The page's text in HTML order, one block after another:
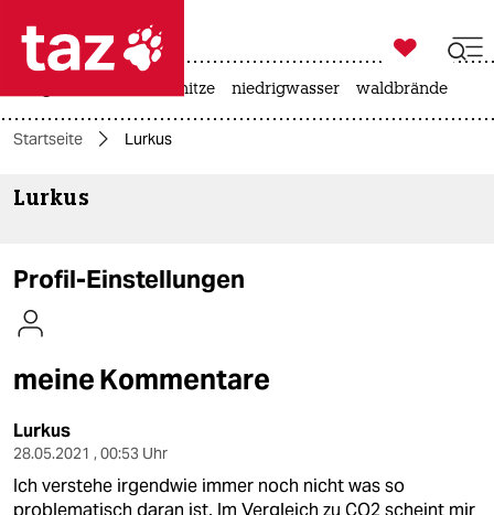
 taz zahl ich
themen
kultur
sport
berlin

taz zahl ich
hitze niedrigwasser waldbrände
Startseite Lurkus
Lurkus
Profil-Einstellungen
meine Kommentare
Lurkus
28.05.2021 , 00:53 Uhr
Ich verstehe irgendwie immer noch nicht was so
problematisch daran ist. Im Vergleich zu CO2 scheint mir